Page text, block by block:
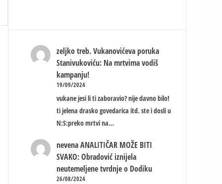
zeljko treb. Vukanovićeva poruka
Stanivukoviću: Na mrtvima vodiš
kampanju!
19/09/2024
vukane jesi li ti zaboravio? nije davno bilo!
ti jelena drasko govedarica itd. ste i dosli u
N:S:preko mrtvi na…
nevena ANALITIČAR MOŽE BITI
SVAKO: Obradović iznijela
neutemeljene tvrdnje o Dodiku
26/08/2024